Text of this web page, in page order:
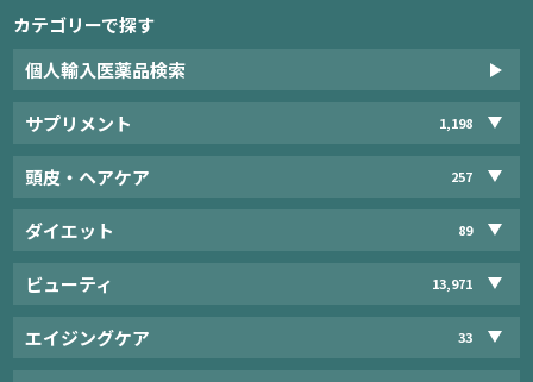
カテゴリーで探す
個人輸入医薬品検索
サプリメント 1,198
頭皮・ヘアケア 257
ダイエット 89
ビューティ 13,971
エイジングケア 33